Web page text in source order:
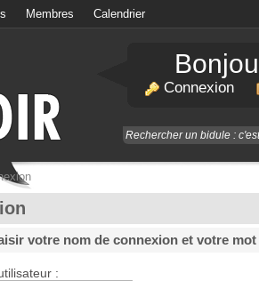
Membres Calendrier
Connexion
votre nom de connexion et votre mot
: